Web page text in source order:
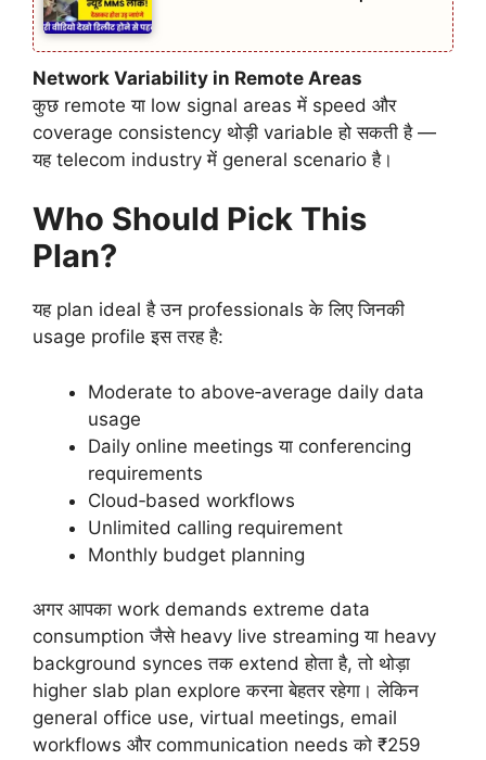
Network Variability in Remote Areas
कुछ remote या low signal areas में speed और
coverage consistency थोड़ी variable हो सकती है —
यह telecom industry में general scenario है।
Who Should Pick This
Plan?
यह plan ideal है उन professionals के लिए जिनकी
usage profile इस तरह है:
Moderate to above‑average daily data
usage
Daily online meetings या conferencing
requirements
Cloud‑based workflows
Unlimited calling requirement
Monthly budget planning
अगर आपका work demands extreme data
consumption जैसे heavy live streaming या heavy
background synces तक extend होता है, तो थोड़ा
higher slab plan explore करना बेहतर रहेगा। लेकिन
general office use, virtual meetings, email
workflows और communication needs को ₹259